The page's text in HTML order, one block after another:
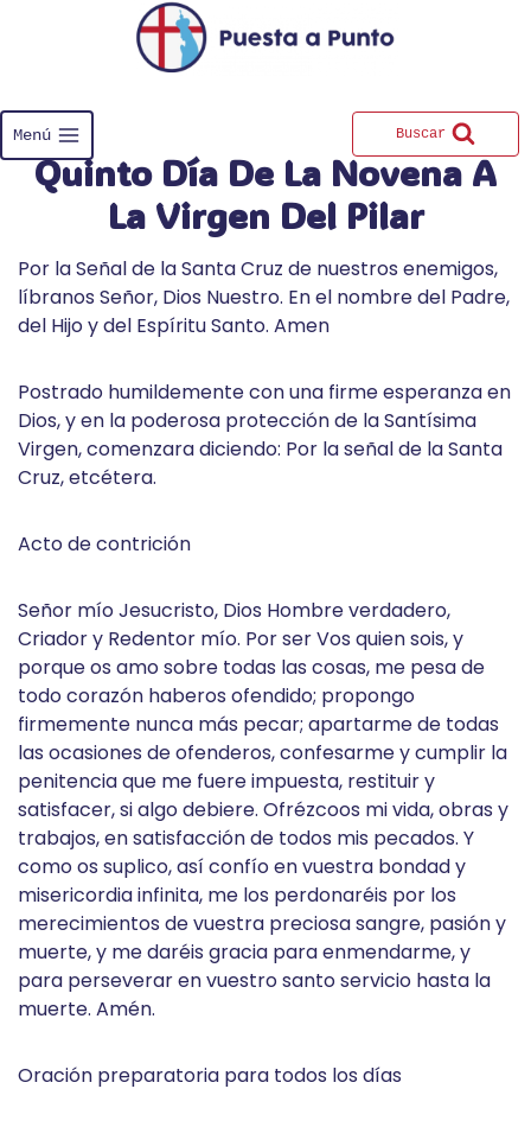
Menú Buscar
Quinto Día De La Novena A
La Virgen Del Pilar
Por la Señal de la Santa Cruz de nuestros enemigos,
líbranos Señor, Dios Nuestro. En el nombre del Padre,
del Hijo y del Espíritu Santo. Amen
Postrado humildemente con una firme esperanza en
Dios, y en la poderosa protección de la Santísima
Virgen, comenzara diciendo: Por la señal de la Santa
Cruz, etcétera.
Acto de contrición
Señor mío Jesucristo, Dios Hombre verdadero,
Criador y Redentor mío. Por ser Vos quien sois, y
porque os amo sobre todas las cosas, me pesa de
todo corazón haberos ofendido; propongo
firmemente nunca más pecar; apartarme de todas
las ocasiones de ofenderos, confesarme y cumplir la
penitencia que me fuere impuesta, restituir y
satisfacer, si algo debiere. Ofrézcoos mi vida, obras y
trabajos, en satisfacción de todos mis pecados. Y
como os suplico, así confío en vuestra bondad y
misericordia infinita, me los perdonaréis por los
merecimientos de vuestra preciosa sangre, pasión y
muerte, y me daréis gracia para enmendarme, y
para perseverar en vuestro santo servicio hasta la
muerte. Amén.
Oración preparatoria para todos los días